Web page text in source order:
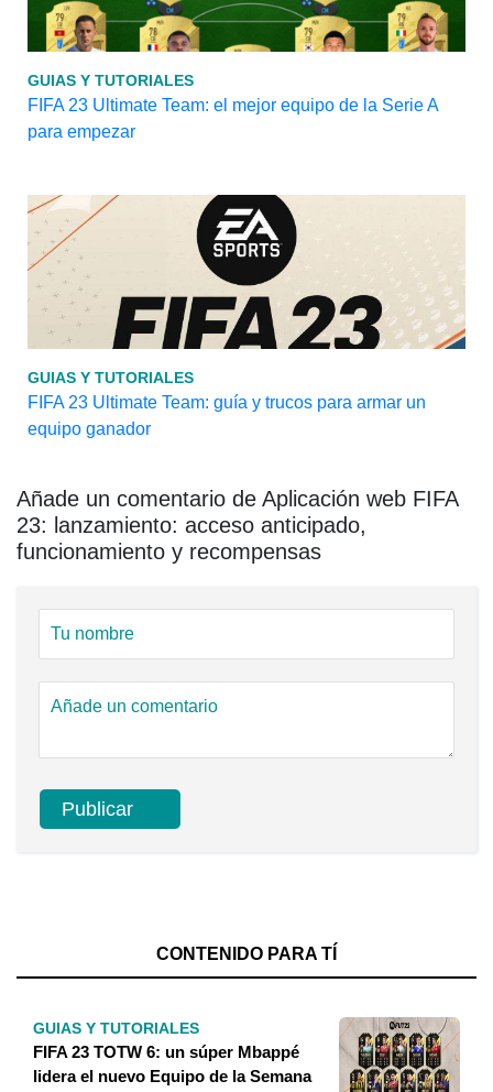
GUIAS Y TUTORIALES
FIFA 23 Ultimate Team: el mejor equipo de la Serie A
para empezar
GUIAS Y TUTORIALES
FIFA 23 Ultimate Team: guía y trucos para armar un
equipo ganador
Añade un comentario de Aplicación web FIFA
23: lanzamiento: acceso anticipado,
funcionamiento y recompensas
CONTENIDO PARA TÍ
GUIAS Y TUTORIALES
FIFA 23 TOTW 6: un súper Mbappé
lidera el nuevo Equipo de la Semana